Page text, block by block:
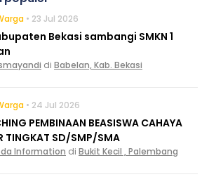
• 23 Jul 2026
Bekasi sambangi SMKN 1
di Babelan, Kab. Bekasi
• 24 Jul 2026
PEMBINAAN BEASISWA CAHAYA
TINGKAT SD/SMP/SMA
Information di Bukit Kecil , Palembang